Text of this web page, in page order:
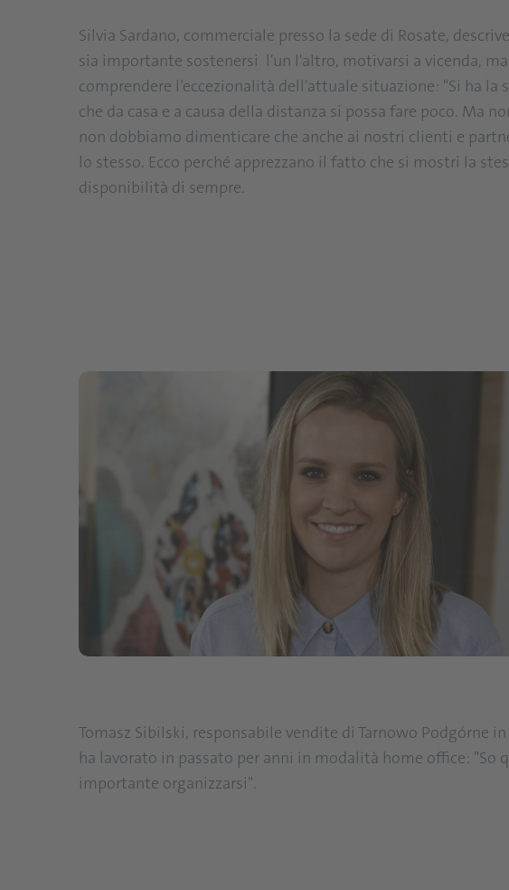
Silvia Sardano, commerciale presso la sede di Rosate,
sia importante sostenersi l'un l'altro, motivarsi a vicenda,
comprendere l’eccezionalità dell'attuale situazione: "Si ha la
che da casa e a causa della distanza si possa fare poco. Ma
non dobbiamo dimenticare che anche ai nostri clienti e
lo stesso. Ecco perché apprezzano il fatto che si mostri la
disponibilità di sempre.
Tomasz Sibilski, responsabile vendite di Tarnowo Podgórne
ha lavorato in passato per anni in modalità home office: "So
importante organizzarsi".